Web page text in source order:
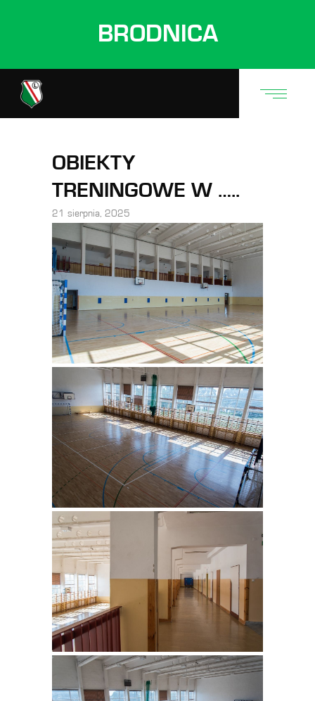
BRODNICA
OBIEKTY
TRENINGOWE W …..
21 sierpnia, 2025